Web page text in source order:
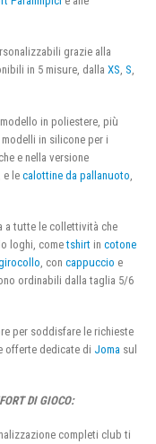
grazie alla
in 5 misure, dalla XS, S,
in poliestere, più
in silicone per i
e nella versione
e le calottine da pallanuoto
a tutte le collettività che
loghi, cometshirt in cotone
, con cappuccio e
ordinabili dalla taglia 5/6
per soddisfare le richieste
offerte dedicate di Joma sul
DI GIOCO:
completi club ti